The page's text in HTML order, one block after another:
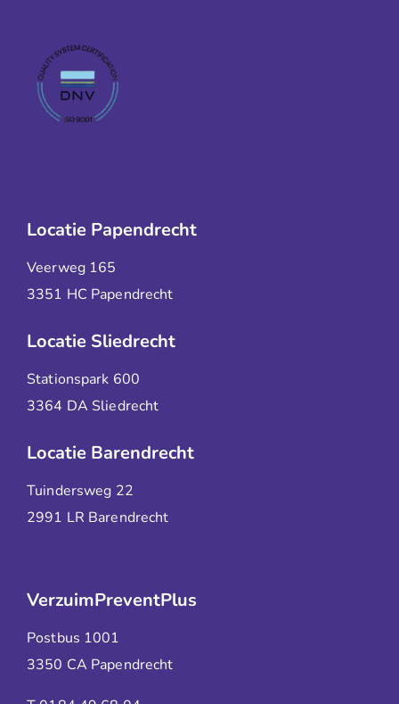
Locatie Papendrecht
Veerweg 165
3351 HC Papendrecht
Locatie Sliedrecht
Stationspark 600
3364 DA Sliedrecht
Locatie Barendrecht
Tuindersweg 22
2991 LR Barendrecht
VerzuimPreventPlus
Postbus 1001
3350 CA Papendrecht